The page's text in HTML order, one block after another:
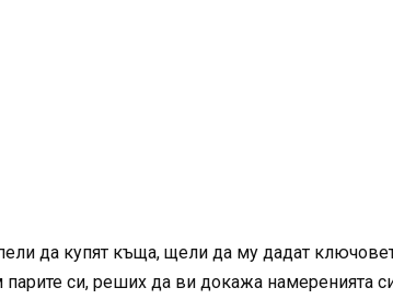
да купят къща, щели да му дадат
си, реших да ви докажа намеренията